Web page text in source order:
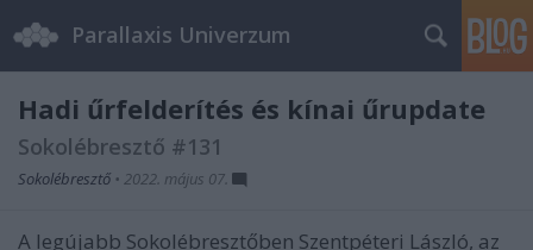
Parallaxis Univerzum
Hadi űrfelderítés és kínai űrupdate
Sokolébresztő #131
Sokolébresztő • 2022. május 07.
A legújabb Sokolébresztőben Szentpéteri László, az